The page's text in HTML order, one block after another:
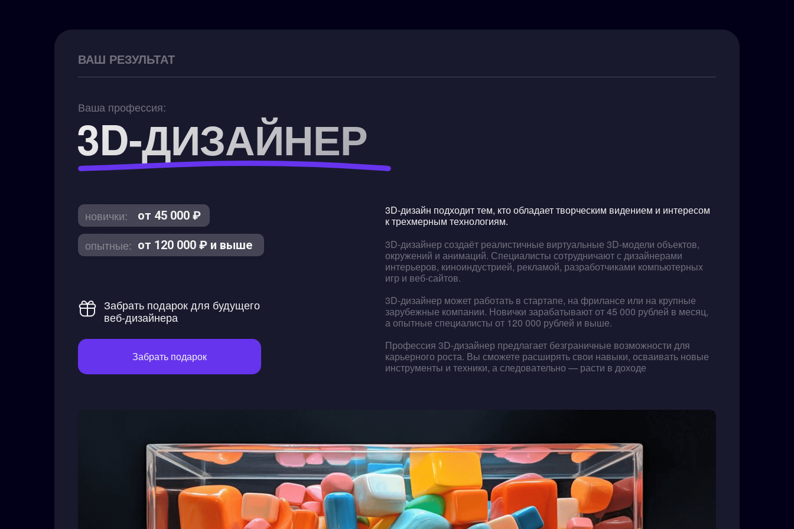
3D-ДИЗАЙНЕР
ВАШ РЕЗУЛЬТАТ
Ваша профессия:
новички: от 45 000 ₽
опытные: от 120 000 ₽ и выше
3D-дизайн подходит тем, кто обладает творческим видением и интересом
к трехмерным технологиям.
3D-дизайнер создаёт реалистичные виртуальные 3D-модели объектов,
окружений и анимаций. Специалисты сотрудничают с дизайнерами
интерьеров, киноиндустрией, рекламой, разработчиками компьютерных
игр и веб-сайтов.
3D-дизайнер может работать в стартапе, на фрилансе или на крупные
зарубежные компании. Новички зарабатывают от 45 000 рублей в месяц,
а опытные специалисты от 120 000 рублей и выше.
Профессия 3D-дизайнер предлагает безграничные возможности для
карьерного роста. Вы сможете расширять свои навыки, осваивать новые
инструменты и техники, а следовательно — расти в доходе
Забрать подарок для будущего
веб-дизайнера
Забрать подарок